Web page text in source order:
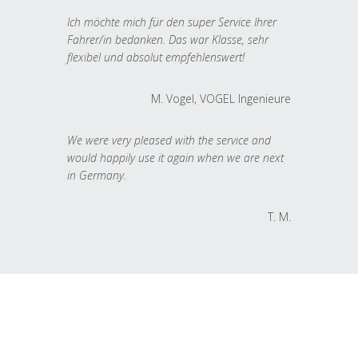
Ich möchte mich für den super Service Ihrer
Fahrer/in bedanken. Das war Klasse, sehr
flexibel und absolut empfehlenswert!
M. Vogel, VOGEL Ingenieure
We were very pleased with the service and
would happily use it again when we are next
in Germany.
T. M.